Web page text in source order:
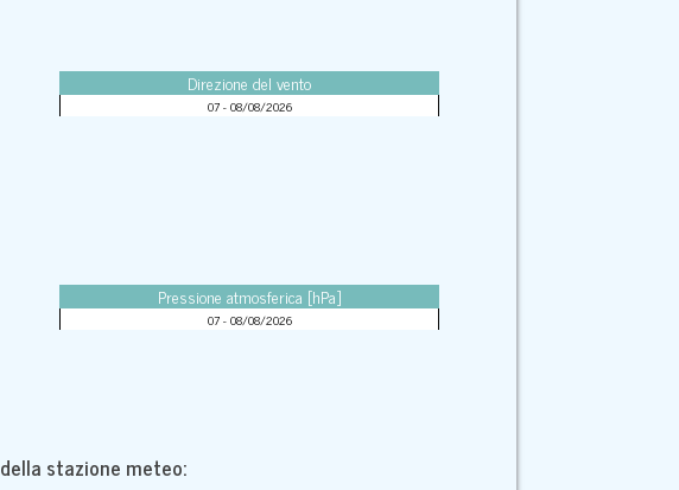
Direzione del vento
07 - 08/08/2026
Pressione atmosferica [hPa]
07 - 08/08/2026
stazione meteo: